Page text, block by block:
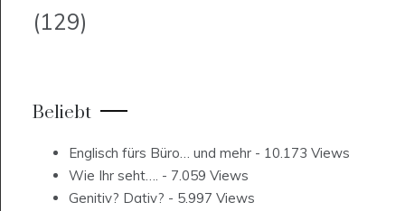
(129)
Beliebt
Englisch fürs Büro… und mehr - 10.173 Views
Wie Ihr seht…. - 7.059 Views
Genitiv? Dativ? - 5.997 Views